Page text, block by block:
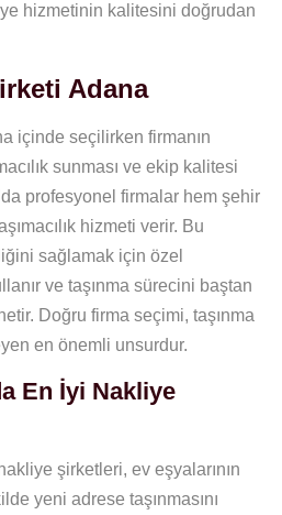
hizmetinin kalitesini doğrudan
Adana
içinde seçilirken firmanın
sunması ve ekip kalitesi
profesyonel firmalar hem şehir
hizmeti verir. Bu
sağlamak için özel
ve taşınma sürecini baştan
Doğru firma seçimi, taşınma
en önemli unsurdur.
En İyi Nakliye
şirketleri, ev eşyalarının
yeni adrese taşınmasını